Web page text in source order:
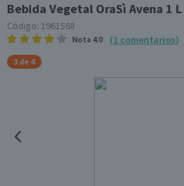
Bebida Vegetal OraSì Avena 1 L
Código: 1961568
Nota 4.0 (1 comentarios)
3 de 4